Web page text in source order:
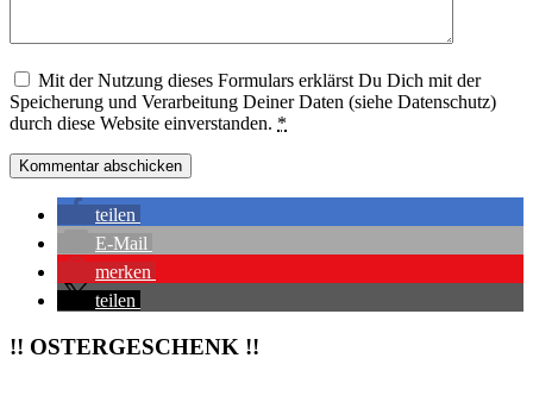
Mit der Nutzung dieses Formulars erklärst Du Dich mit der
Speicherung und Verarbeitung Deiner Daten (siehe Datenschutz)
durch diese Website einverstanden. *
teilen
E-Mail
merken
teilen
!! OSTERGESCHENK !!